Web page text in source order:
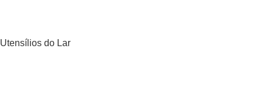
Utensílios do Lar